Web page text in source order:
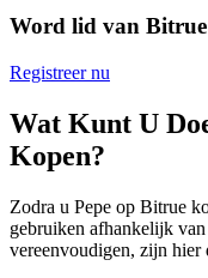
Word lid van Bitrue
Registreer nu
Wat Kunt U
Kopen?
Zodra u Pepe op Bitrue
gebruiken afhankelijk
vereenvoudigen, zijn hier